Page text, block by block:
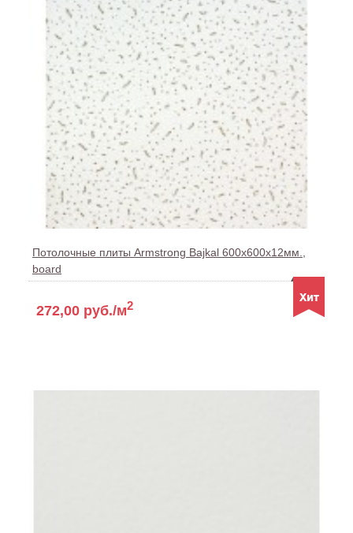
Потолочные плиты Armstrong Bajkal 600x600x12мм.,
board
272,00 руб./м2